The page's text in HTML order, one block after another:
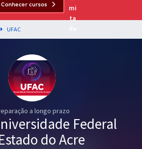
para as principais
Conhecer cursos
UFAC
a longo prazo
Federal
do Acre